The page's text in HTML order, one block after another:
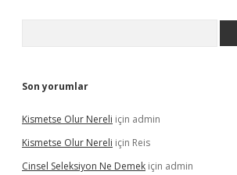
Son yorumlar
Kismetse Olur Nereli için admin
Kismetse Olur Nereli için Reis
Cinsel Seleksiyon Ne Demek için admin